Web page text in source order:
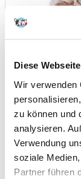
Diese
Wir verwenden
zu können und
analysieren.
Verwendung
soziale
Partner führen